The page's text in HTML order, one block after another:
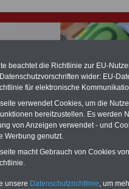
für Beamte &
hat die
erklärt (Berlin muss
die zun hohen
wird es hohe
alle (!) Beamte zwischen mind.
hierzu eine Broschüre heraus, die
der Bundesregierung vorgelegt
beachtet die Richtlinie zur EU-
wider: EU-
für elektronische
verwendet Cookies, um die
bereitzustellen. Es werden
von Anzeigen verwendet - und
Werbung genutzt.
macht Gebrauch von Cookies
unsere Datenschutzrichtlinie , um